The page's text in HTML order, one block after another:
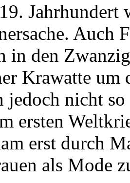
Jahrhundert
Auch
in den
Krawatte um
jedoch nicht
ersten
erst durch
als Mode